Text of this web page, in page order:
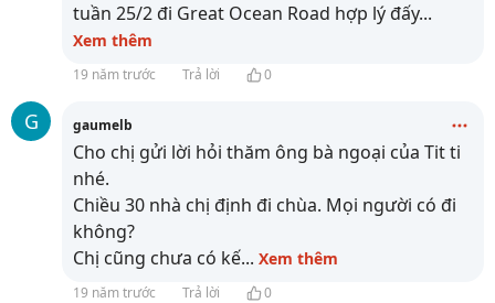
tuần 25/2 đi Great Ocean Road hợp lý đấy...
Xem thêm
19 năm trước Trả lời 0
G gaumelb
Cho chị gửi lời hỏi thăm ông bà ngoại của Tit ti
nhé.
Chiều 30 nhà chị định đi chùa. Mọi người có đi
không?
Chị cũng chưa có kế... Xem thêm
19 năm trước Trả lời 0